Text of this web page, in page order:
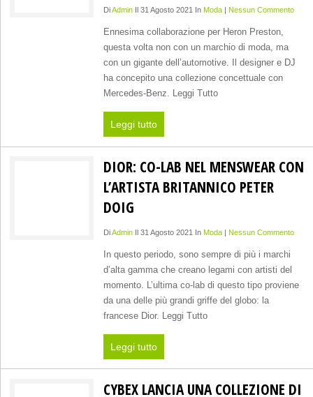
DiAdminIl 31 Agosto 2021 In Moda| Nessun Commento
Ennesima collaborazione per Heron Preston,
questa volta non con un marchio di moda, ma
con un gigante dell’automotive. Il designer e DJ
ha concepito una collezione concettuale con
Mercedes-Benz. Leggi Tutto
Leggi tutto
DIOR: CO-LAB NEL MENSWEAR CON
L’ARTISTA BRITANNICO PETER
DOIG
DiAdminIl 31 Agosto 2021 In Moda| Nessun Commento
In questo periodo, sono sempre di più i marchi
d’alta gamma che creano legami con artisti del
momento. L’ultima co-lab di questo tipo proviene
da una delle più grandi griffe del globo: la
francese Dior. Leggi Tutto
Leggi tutto
CYBEX LANCIA UNA COLLEZIONE DI